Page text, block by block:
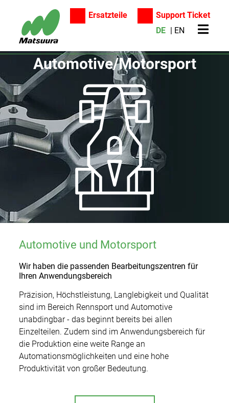
Ersatzteile
Support Ticket
DE
EN
Suche
Produkte
5-Achsen-Bearbeitungszentren
Vertikale-Bearbeitungszentren
Horizontal-Bearbeitungszentren
Automatisierung/Fertigungszellen
Gebrauchtmaschinen
Additive Manufacturing
Anwendungen
Automotive/Motorsport
Luft- und Raumfahrt
Werkzeug/Formenbau
Feinmechanik/Optik
Medizintechnik
Service
Anwendungstechnik
Unternehmen
Automotive/Motorsport
Automotive und Motorsport
Wir haben die passenden Bearbeitungszentren für
Ihren Anwendungsbereich
Präzision, Höchstleistung, Langlebigkeit und Qualität
sind im Bereich Rennsport und Automotive
unabdingbar - das beginnt bereits bei allen
Einzelteilen. Zudem sind im Anwendungsbereich für
die Produktion eine weite Range an
Automationsmöglichkeiten und eine hohe
Produktivität von großer Bedeutung.